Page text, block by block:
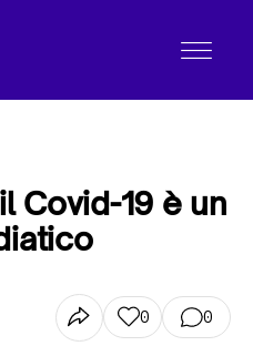
Covid-19 è un
0 0